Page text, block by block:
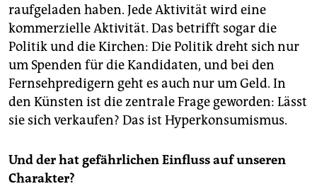
raufgeladen haben. Jede Aktivität wird eine
kommerzielle Aktivität. Das betrifft sogar die
Politik und die Kirchen: Die Politik dreht sich nur
um Spenden für die Kandidaten, und bei den
Fernsehpredigern geht es auch nur um Geld. In
den Künsten ist die zentrale Frage geworden: Lässt
sie sich verkaufen? Das ist Hyperkonsumismus.
Und der hat gefährlichen Einfluss auf unseren
Charakter?